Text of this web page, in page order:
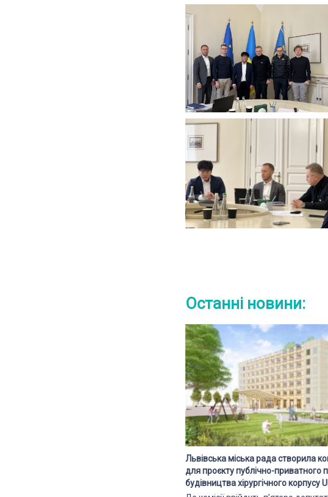
Останні новини:
Львівська міська рада створила
для проєкту публічно-приватного
будівництва хірургічного корпусу